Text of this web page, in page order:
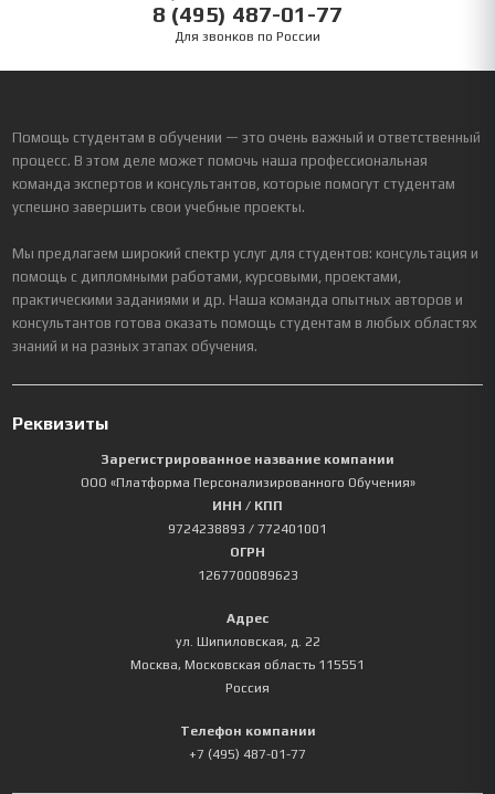
8 (495) 487-01-77
Для звонков по России
Помощь студентам в обучении — это очень важный и ответственный
процесс. В этом деле может помочь наша профессиональная
команда экспертов и консультантов, которые помогут студентам
успешно завершить свои учебные проекты.
Мы предлагаем широкий спектр услуг для студентов: консультация и
помощь с дипломными работами, курсовыми, проектами,
практическими заданиями и др. Наша команда опытных авторов и
консультантов готова оказать помощь студентам в любых областях
знаний и на разных этапах обучения.
Реквизиты
Зарегистрированное название компании
ООО «Платформа Персонализированного Обучения»
ИНН / КПП
9724238893 / 772401001
ОГРН
1267700089623
Адрес
ул. Шипиловская, д. 22
Москва, Московская область 115551
Россия
Телефон компании
+7 (495) 487-01-77